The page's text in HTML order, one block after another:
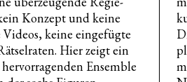
Konzept und keine
keine eingefügte
Hier zeigt ein
Ensemble